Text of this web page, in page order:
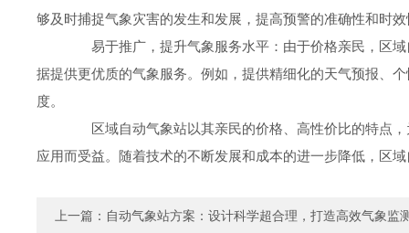
够及时捕捉气象灾害的发生和发展，提高预警的准确性和时
易于推广，提升气象服务水平：由于价格亲民，区域
据提供更优质的气象服务。例如，提供精细化的天气预报、
度。
区域自动气象站以其亲民的价格、高性价比的特点，
应用而受益。随着技术的不断发展和成本的进一步降低，区
上一篇： 自动气象站方案：设计科学超合理，打造高效气象监